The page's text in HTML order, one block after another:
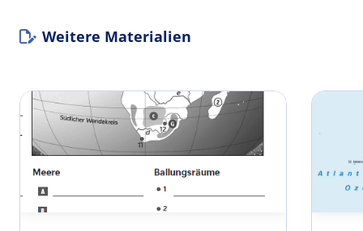
Weitere Materialien